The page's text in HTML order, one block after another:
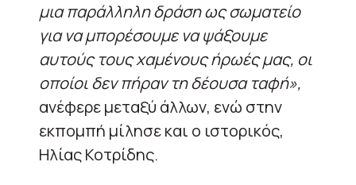
μια παράλληλη δράση ως σωματείο
για να μπορέσουμε να ψάξουμε
αυτούς τους χαμένους ήρωές μας, οι
οποίοι δεν πήραν τη δέουσα ταφή»,
ανέφερε μεταξύ άλλων, ενώ στην
εκπομπή μίλησε και ο ιστορικός,
Ηλίας Κοτρίδης.